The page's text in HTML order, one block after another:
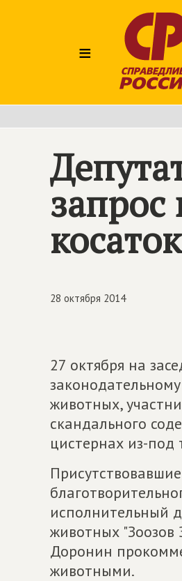
≡
28 октября 2014
27 октября на
животных,
скандального
цистернах из-
исполнительный
животных "Зоозов
Доронин
животными.